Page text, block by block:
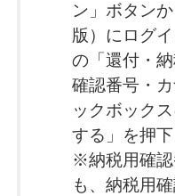
ン」ボタン
版）にログ
の「還付・
確認番号・
ックボック
する」を押下
※納税用確認
も、納税用